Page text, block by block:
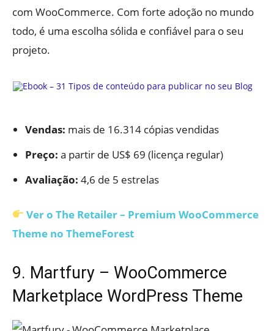
com WooCommerce. Com forte adoção no mundo
todo, é uma escolha sólida e confiável para o seu
projeto.
Vendas: mais de 16.314 cópias vendidas
Preço: a partir de US$ 69 (licença regular)
Avaliação: 4,6 de 5 estrelas
Ver o The Retailer – Premium WooCommerce
Theme no ThemeForest
9. Martfury – WooCommerce
Marketplace WordPress Theme